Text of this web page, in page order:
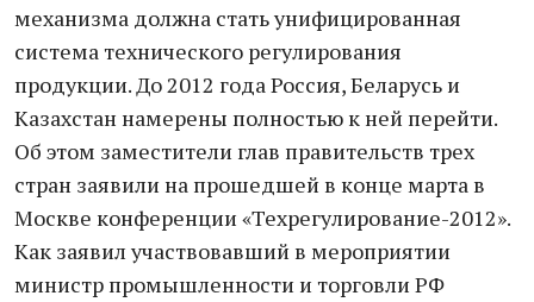
механизма должна стать унифицированная
система технического регулирования
продукции. До 2012 года Россия, Беларусь и
Казахстан намерены полностью к ней перейти.
Об этом заместители глав правительств трех
стран заявили на прошедшей в конце марта в
Москве конференции «Техрегулирование-2012».
Как заявил участвовавший в мероприятии
министр промышленности и торговли РФ